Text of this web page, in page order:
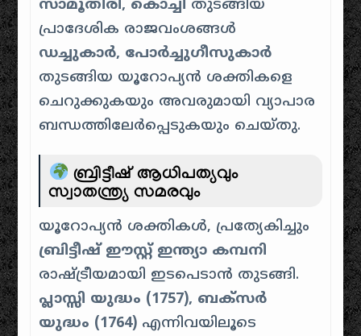
സാമൂതിരി, കൊച്ചി തുടങ്ങിയ
പ്രാദേശിക രാജവംശങ്ങൾ
ഡച്ചുകാർ, പോർച്ചുഗീസുകാർ
തുടങ്ങിയ യൂറോപ്യൻ ശക്തികളെ
ചെറുക്കുകയും അവരുമായി വ്യാപാര
ബന്ധത്തിലേർപ്പെടുകയും ചെയ്തു.
ബ്രിട്ടീഷ് ആധിപത്യവും
സ്വാതന്ത്ര്യ സമരവും
യൂറോപ്യൻ ശക്തികൾ, പ്രത്യേകിച്ചും
ബ്രിട്ടീഷ് ഈസ്റ്റ് ഇന്ത്യാ കമ്പനി
രാഷ്ട്രീയമായി ഇടപെടാൻ തുടങ്ങി.
പ്ലാസ്സി യുദ്ധം (1757), ബക്സർ
യുദ്ധം (1764) എന്നിവയിലൂടെ